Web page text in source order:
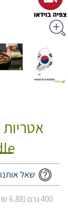
שאל
400 גרם (6.88 ₪ ל-100 גרם)